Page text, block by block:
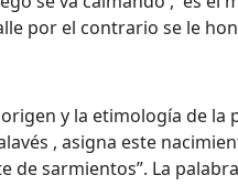
por el contrario se le
y la etimología de la
, asigna este
de sarmientos”. La